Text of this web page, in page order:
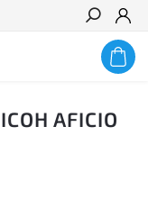
Hledat
AFICIO